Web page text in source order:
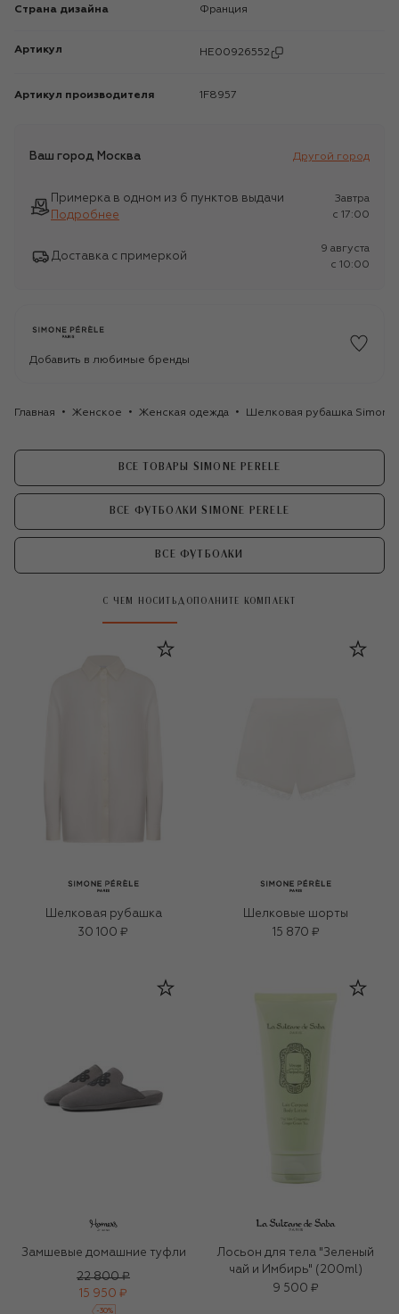
Страна дизайна Франция
Артикул HE00926552
Артикул производителя 1F8957
Ваш город Москва Другой город
Примерка в одном из 6 пунктов выдачи
Подробнее
Завтра
c 17:00
Доставка с примеркой
9 августа
c 10:00
Добавить в любимые бренды
Главная Женское Женская одежда Шелковая рубашка Simone
ВСЕ ТОВАРЫ SIMONE PERELE
ВСЕ ФУТБОЛКИ SIMONE PERELE
ВСЕ ФУТБОЛКИ
С ЧЕМ НОСИТЬ ДОПОЛНИТЕ КОМПЛЕКТ
Шелковая рубашка
30 100 ₽
Шелковые шорты
15 870 ₽
Замшевые домашние туфли
22 800 ₽
15 950 ₽
-30%
Лосьон для тела "Зеленый
чай и Имбирь" (200ml)
9 500 ₽